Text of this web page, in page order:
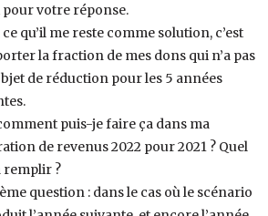
votre réponse.
qu’il me reste comme solution, c’est
la fraction de mes dons qui n’a pas
de réduction pour les 5 années
puis-je faire ça dans ma
de revenus 2022 pour 2021 ? Quel
remplir ?
question : dans le cas où le scénario